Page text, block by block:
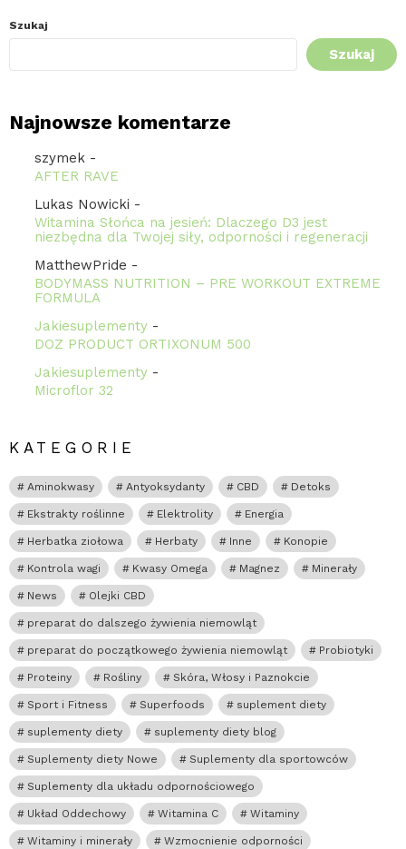
Szukaj
Szukaj
Najnowsze komentarze
szymek -
AFTER RAVE
Lukas Nowicki -
Witamina Słońca na jesień: Dlaczego D3 jest
niezbędna dla Twojej siły, odporności i regeneracji
MatthewPride -
BODYMASS NUTRITION – PRE WORKOUT EXTREME
FORMULA
Jakiesuplementy -
DOZ PRODUCT ORTIXONUM 500
Jakiesuplementy -
Microflor 32
KATEGORIE
Aminokwasy Antyoksydanty CBD Detoks
Ekstrakty roślinne Elektrolity Energia
Herbatka ziołowa Herbaty Inne Konopie
Kontrola wagi Kwasy Omega Magnez Minerały
News Olejki CBD
preparat do dalszego żywienia niemowląt
preparat do początkowego żywienia niemowląt Probiotyki
Proteiny Rośliny Skóra, Włosy i Paznokcie
Sport i Fitness Superfoods suplement diety
suplementy diety suplementy diety blog
Suplementy diety Nowe Suplementy dla sportowców
Suplementy dla układu odpornościowego
Układ Oddechowy Witamina C Witaminy
Witaminy i minerały Wzmocnienie odporności